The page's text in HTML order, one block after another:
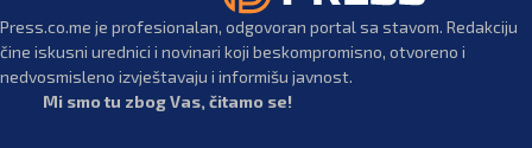
Press.co.me je profesionalan, odgovoran portal sa stavom. Redakciju
čine iskusni urednici i novinari koji beskompromisno, otvoreno i
nedvosmisleno izvještavaju i informišu javnost.
Mi smo tu zbog Vas, čitamo se!